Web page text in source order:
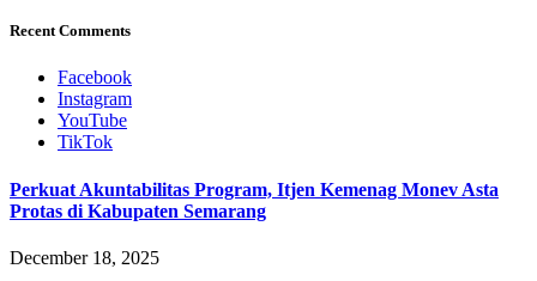
Recent Comments
Facebook
Instagram
YouTube
TikTok
Perkuat Akuntabilitas Program, Itjen Kemenag Monev Asta
Protas di Kabupaten Semarang
December 18, 2025